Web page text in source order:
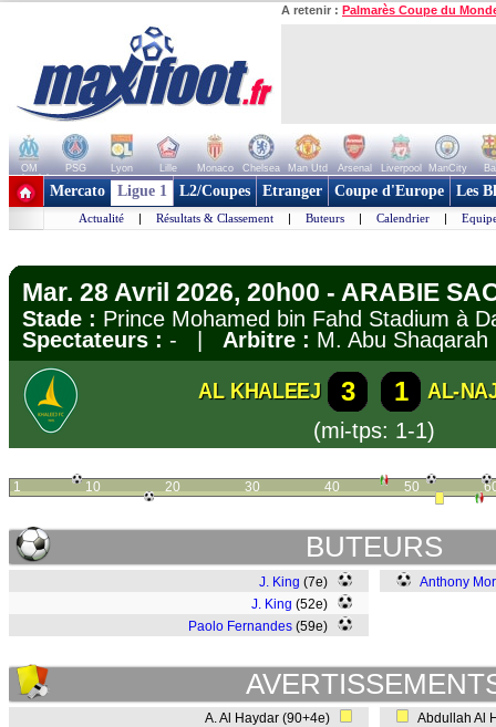
A retenir : Palmarès Coupe du
OM PSG Lyon Lille Monaco Chelsea Man Utd Arsenal Liverpool ManCity
+ de clubs
Mercato Ligue 1 L2/Coupes Etranger Coupe d'Europe Les
Actualité | Résultats & Classement | Buteurs | Calendrier |
Mar. 28 Avril 2026, 20h00 - ARABIE
Stade : Prince Mohamed bin Fahd Stadium
Spectateurs : - | Arbitre : M. Abu Shaqarah
AL KHALEEJ 3 1
AL-
(mi-tps: 1-1)
1 10 20 30 40 50
BUTEURS
J. King (7e)
J. King (52e)
Paolo Fernandes (59e)
Anthony
A. Al Haydar (90+4e)
Abdullah Al